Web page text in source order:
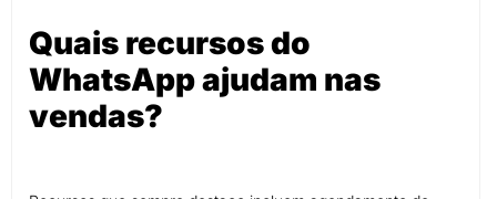
Quais recursos do
WhatsApp ajudam nas
vendas?